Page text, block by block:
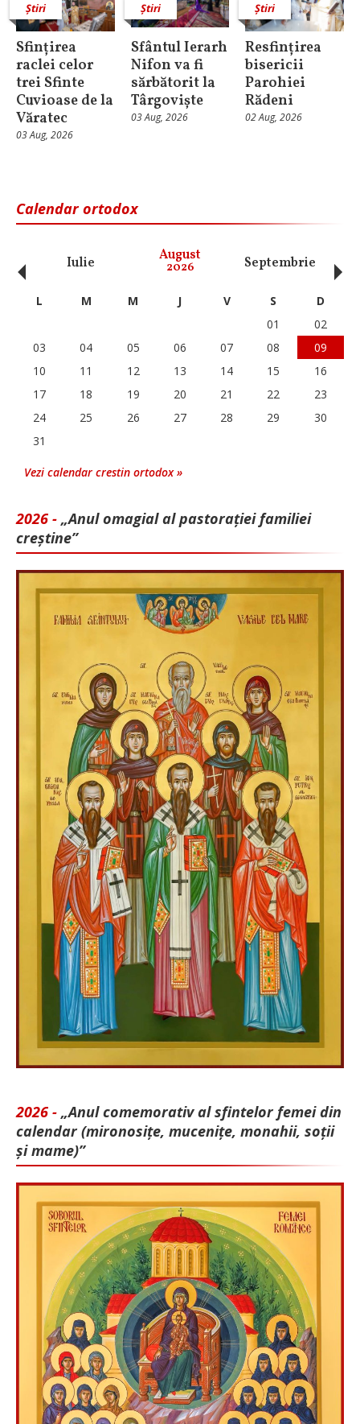
Știri
Sfințirea
raclei celor
trei Sfinte
Cuvioase de la
Văratec
03 Aug, 2026
Știri
Sfântul Ierarh
Nifon va fi
sărbătorit la
Târgoviște
03 Aug, 2026
Știri
Resfințirea
bisericii
Parohiei
Rădeni
02 Aug, 2026
Calendar ortodox
Iulie August
2026 Septembrie
‹ L M M J V S
D
01
02
03
04 05 06 07 08
09
10
11 12 13 14 15
16
17
18 19 20 21 22
23
24
25 26 27 28 29
30
31
Vezi calendar crestin ortodox »
2026 - „Anul omagial al pastorației familiei
creștine”
2026 - „Anul comemorativ al sfintelor femei din
calendar (mironosițe, mu­cenițe, monahii, soții
și mame)”